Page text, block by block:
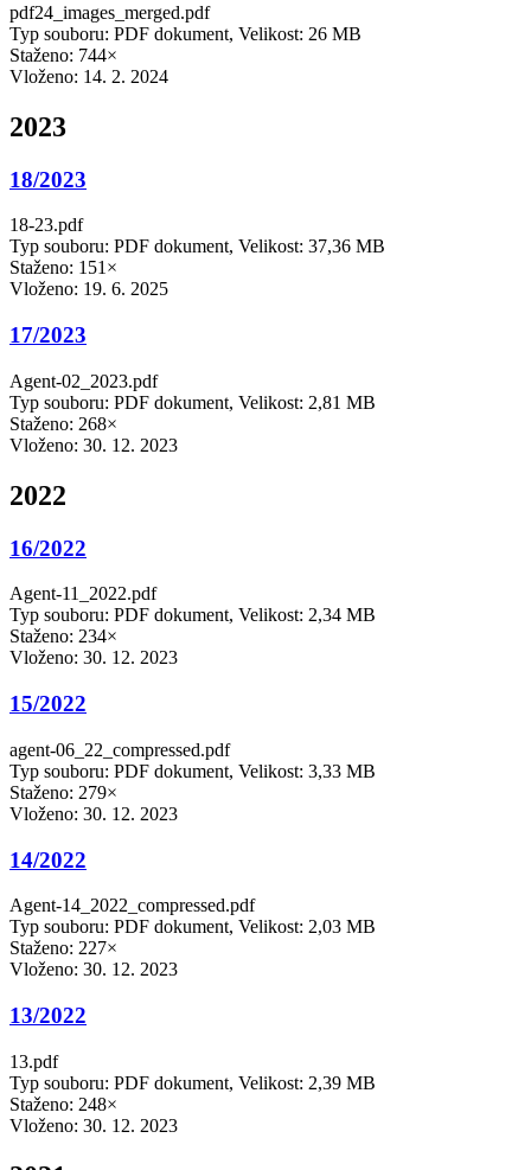
pdf24_images_merged.pdf
Typ souboru: PDF dokument, Velikost: 26 MB
Staženo: 744×
Vloženo: 14. 2. 2024
2023
18/2023
18-23.pdf
Typ souboru: PDF dokument, Velikost: 37,36 MB
Staženo: 151×
Vloženo: 19. 6. 2025
17/2023
Agent-02_2023.pdf
Typ souboru: PDF dokument, Velikost: 2,81 MB
Staženo: 268×
Vloženo: 30. 12. 2023
2022
16/2022
Agent-11_2022.pdf
Typ souboru: PDF dokument, Velikost: 2,34 MB
Staženo: 234×
Vloženo: 30. 12. 2023
15/2022
agent-06_22_compressed.pdf
Typ souboru: PDF dokument, Velikost: 3,33 MB
Staženo: 279×
Vloženo: 30. 12. 2023
14/2022
Agent-14_2022_compressed.pdf
Typ souboru: PDF dokument, Velikost: 2,03 MB
Staženo: 227×
Vloženo: 30. 12. 2023
13/2022
13.pdf
Typ souboru: PDF dokument, Velikost: 2,39 MB
Staženo: 248×
Vloženo: 30. 12. 2023